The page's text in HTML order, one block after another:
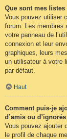
Que sont mes listes
Vous pouvez utiliser
forum. Les membres
votre panneau de
connexion et leur
graphiques, leurs
un utilisateur à votre
par défaut.
Haut
Comment puis-je
d’amis ou
Vous pouvez ajouter
le profil de chaque